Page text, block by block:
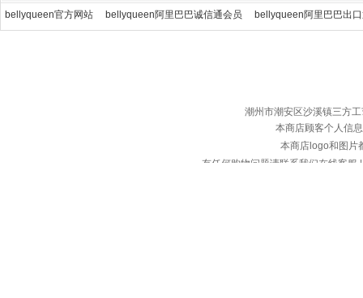
bellyqueen官方网站
bellyqueen阿里巴巴诚信通会员 bellyqueen阿里巴巴出
潮州市潮安区沙溪镇三方
本商店顾客个人信
本商店logo和图片
有任何购物问题请联系我们在线客